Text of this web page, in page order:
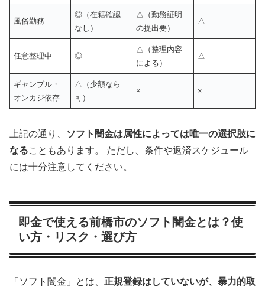
風俗勤務
◎（在籍確認
なし）
△（勤務証明
の提出要）
△
任意整理中 ◎
△（整理内容
による）
△
ギャンブル・
オンカジ依存
△（少額なら
可）
× ×
上記の通り、
ソフト闇金は属性によっては唯一の選択肢に
なることもあります。 ただし、条件や返済スケジュール
には十分注意してください。
即金で使える前橋市のソフト闇金とは？使
い方・リスク・選び方
「ソフト闇金」とは、 正規登録はしていないが、暴力的取